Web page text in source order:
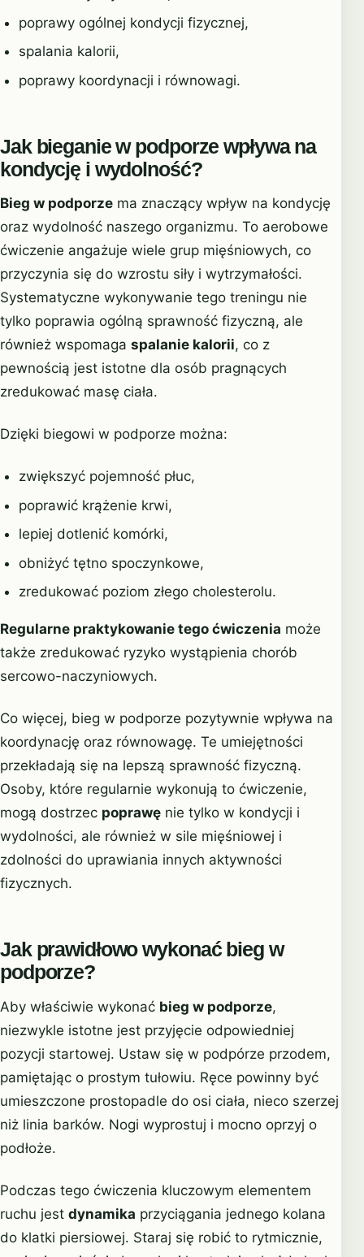
poprawy ogólnej kondycji fizycznej,
spalania kalorii,
poprawy koordynacji i równowagi.
Jak bieganie w podporze wpływa na
kondycję i wydolność?
Bieg w podporze ma znaczący wpływ na kondycję
oraz wydolność naszego organizmu. To aerobowe
ćwiczenie angażuje wiele grup mięśniowych, co
przyczynia się do wzrostu siły i wytrzymałości.
Systematyczne wykonywanie tego treningu nie
tylko poprawia ogólną sprawność fizyczną, ale
również wspomaga spalanie kalorii, co z
pewnością jest istotne dla osób pragnących
zredukować masę ciała.
Dzięki biegowi w podporze można:
zwiększyć pojemność płuc,
poprawić krążenie krwi,
lepiej dotlenić komórki,
obniżyć tętno spoczynkowe,
zredukować poziom złego cholesterolu.
Regularne praktykowanie tego ćwiczenia może
także zredukować ryzyko wystąpienia chorób
sercowo-naczyniowych.
Co więcej, bieg w podporze pozytywnie wpływa na
koordynację oraz równowagę. Te umiejętności
przekładają się na lepszą sprawność fizyczną.
Osoby, które regularnie wykonują to ćwiczenie,
mogą dostrzec poprawę nie tylko w kondycji i
wydolności, ale również w sile mięśniowej i
zdolności do uprawiania innych aktywności
fizycznych.
Jak prawidłowo wykonać bieg w
podporze?
Aby właściwie wykonać bieg w podporze,
niezwykle istotne jest przyjęcie odpowiedniej
pozycji startowej. Ustaw się w podpórze przodem,
pamiętając o prostym tułowiu. Ręce powinny być
umieszczone prostopadle do osi ciała, nieco szerzej
niż linia barków. Nogi wyprostuj i mocno oprzyj o
podłoże.
Podczas tego ćwiczenia kluczowym elementem
ruchu jest dynamika przyciągania jednego kolana
do klatki piersiowej. Staraj się robić to rytmicznie,